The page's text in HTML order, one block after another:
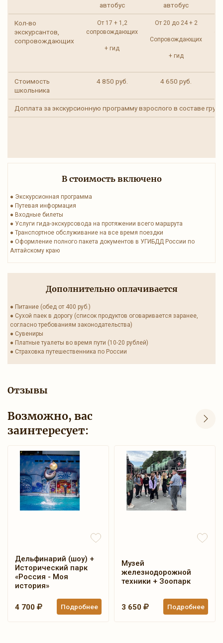
автобус автобус
Кол-во
экскурсантов,
сопровождающих
От 17 + 1,2
сопровождающих
+ гид
От 20 до 24 + 2
Сопровождающих
+ гид
Стоимость
школьника
4 850 руб. 4 650 руб.
Доплата за экскурсионную программу взрослого в составе
В стоимость включено
● Экскурсионная программа
● Путевая информация
● Входные билеты
● Услуги гида-экскурсовода на протяжении всего маршрута
● Транспортное обслуживание на все время поездки
● Оформление полного пакета документов в УГИБДД России по
Алтайскому краю
Дополнительно оплачивается
● Питание (обед от 400 руб.)
● Сухой паек в дорогу (список продуктов оговаривается заранее,
согласно требованиям законодательства)
● Сувениры
● Платные туалеты во время пути (10-20 рублей)
● Страховка путешественника по России
Отзывы
Возможно, вас
заинтересует:
Дельфинарий (шоу) +
Исторический парк
«Россия - Моя
история»
4 700 Подробнее
Музей
железнодорожной
техники + Зоопарк
3 650 Подробнее